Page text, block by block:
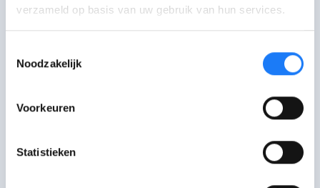
verzameld op basis van uw gebruik van hun services.
Noodzakelijk
Voorkeuren
Statistieken
gemotiveerd om jou als student een
warme tijdelijke thuis te geven.”